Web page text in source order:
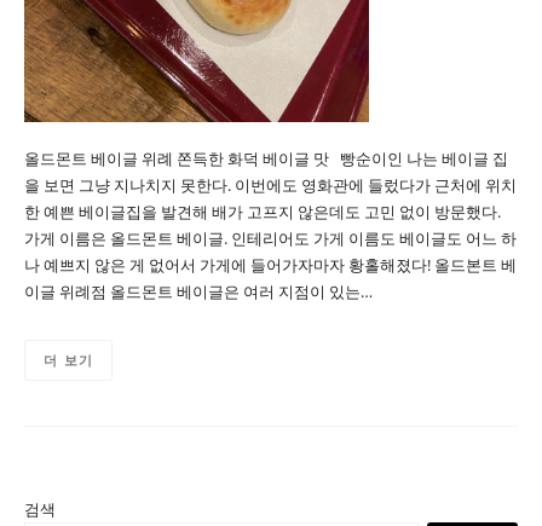
올드몬트 베이글 위례 쫀득한 화덕 베이글 맛 빵순이인 나는 베이글 집
을 보면 그냥 지나치지 못한다. 이번에도 영화관에 들렀다가 근처에 위치
한 예쁜 베이글집을 발견해 배가 고프지 않은데도 고민 없이 방문했다.
가게 이름은 올드몬트 베이글. 인테리어도 가게 이름도 베이글도 어느 하
나 예쁘지 않은 게 없어서 가게에 들어가자마자 황홀해졌다! 올드본트 베
이글 위례점 올드몬트 베이글은 여러 지점이 있는…
더 보기
검색